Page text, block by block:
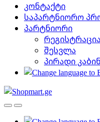
კონტაქტი
საპარტნიორო
პარტნიორი
რეგისტრაცია
შესვლა
პირადი